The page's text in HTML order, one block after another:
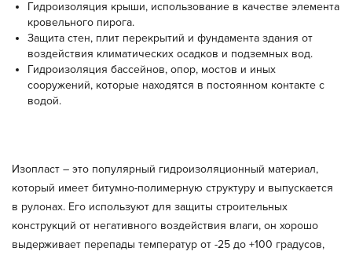
Гидроизоляция крыши, использование в качестве элемента
кровельного пирога.
Защита стен, плит перекрытий и фундамента здания от
воздействия климатических осадков и подземных вод.
Гидроизоляция бассейнов, опор, мостов и иных
сооружений, которые находятся в постоянном контакте с
водой.
Изопласт – это популярный гидроизоляционный материал,
который имеет битумно-полимерную структуру и выпускается
в рулонах. Его используют для защиты строительных
конструкций от негативного воздействия влаги, он хорошо
выдерживает перепады температур от -25 до +100 градусов,